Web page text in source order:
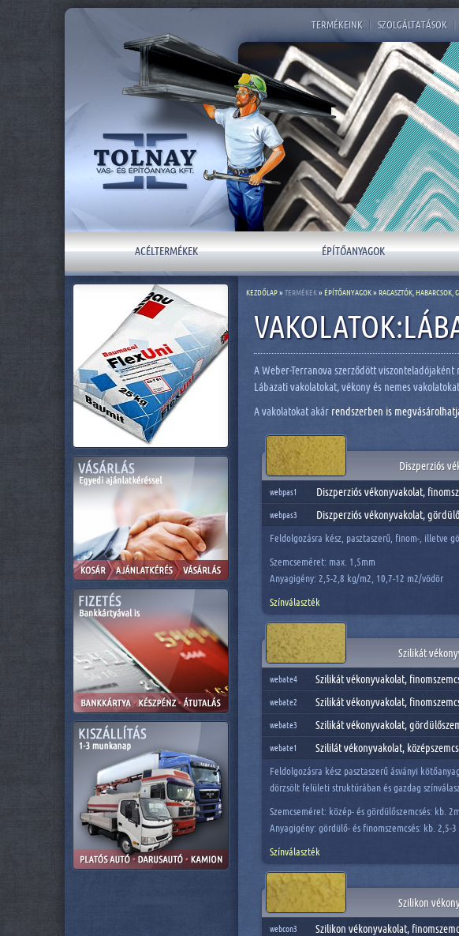
TERMÉKEINK SZOLGÁLTATÁSOK
ACÉLTERMÉKEK ÉPÍTŐANYAGOK
A Weber-Terranova szerződött
Lábazati vakolatokat, vékony és nemes
A vakolatokat akár rendszerben is
Diszperziós
webpas1 Diszperziós vékonyvakolat,
webpas3 Diszperziós vékonyvakolat,
Feldolgozásra kész, pasztaszerű, finom-, illetve
Szemcseméret: max. 1,5mm
Anyagigény: 2,5-2,8 kg/m2, 10,7-12 m2/vödör
Színválaszték
Szilikát
webate4 Szilikát vékonyvakolat,
webate2 Szilikát vékonyvakolat,
webate3 Szilikát vékonyvakolat,
webate1 Szililát vékonyvakolat,
Feldolgozásra kész pasztaszerű ásványi
dörzsölt felületi struktúrában és gazdag
Szemcseméret: közép- és gördülőszemcsés: kb.
Anyagigény: gördülő- és finomszemcsés: kb. 2,5-
Színválaszték
Szilikon
webcon3 Szilikon vékonyvakolat,
KEZDŐLAP» TERMÉKEK» ÉPÍTŐANYAGOK» RAGASZTÓK, HABARCSOK,